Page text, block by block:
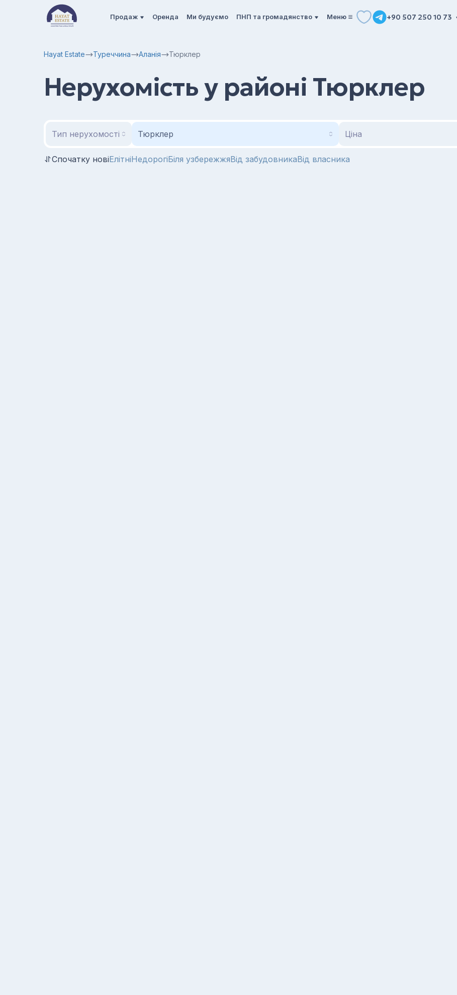
Продаж Оренда Ми будуємо ПНП та громадянство Mеню +90 507 250 10 73
Hayat Estate Туреччина Аланія Тюрклер
Нерухомість у районі Тюрклер
Тип нерухомості Тюрклер Ціна
Спочатку новіЕлітніНедорогіБіля узбережжяВід забудовникаВід власника